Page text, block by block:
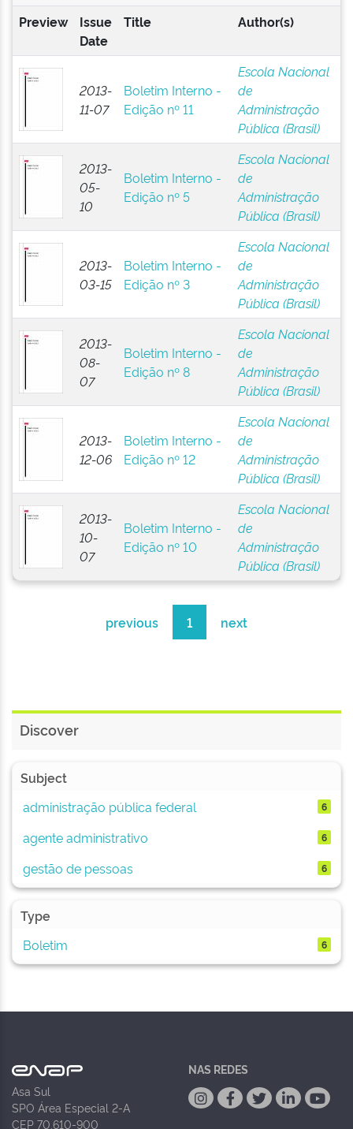
Preview
Issue
Date
Title Author(s)
2013-
11-07
Boletim Interno -
Edição nº 11
Escola Nacional
de
Administração
Pública (Brasil)
2013-
05-
10
Boletim Interno -
Edição nº 5
Escola Nacional
de
Administração
Pública (Brasil)
2013-
03-15
Boletim Interno -
Edição nº 3
Escola Nacional
de
Administração
Pública (Brasil)
2013-
08-
07
Boletim Interno -
Edição nº 8
Escola Nacional
de
Administração
Pública (Brasil)
2013-
12-06
Boletim Interno -
Edição nº 12
Escola Nacional
de
Administração
Pública (Brasil)
2013-
10-
07
Boletim Interno -
Edição nº 10
Escola Nacional
de
Administração
Pública (Brasil)
previous 1 next
Discover
Subject
administração pública federal
6
agente administrativo 6
gestão de pessoas 6
Type
Boletim
6
Asa Sul
SPO Área Especial 2-A
CEP 70.610-900
NAS REDES